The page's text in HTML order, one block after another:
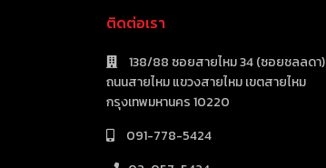
ติดต่อเรา
138/88 ซอยสายไหม 34 (ซอยชลลดา)
ถนนสายไหม แขวงสายไหม เขตสายไหม
กรุงเทพมหานคร 10220
091-778-5424